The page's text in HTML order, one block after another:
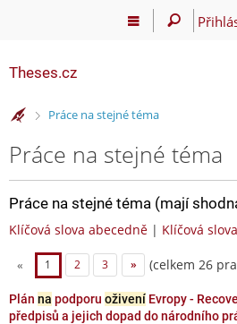
Theses.cz
>Práce na stejné téma
Práce na stejné téma
Práce na stejné téma (mají
Klíčová slova abecedně | Klíčová
« 1 2 3 » (celkem 26
Plán na podporu oživení Evropy -
předpisů a jejich dopad do národního